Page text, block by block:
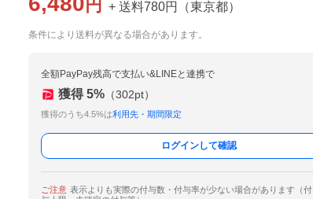
円 + 送料780円 （東京都）
条件により送料が異なる場合があります。
全額PayPay残高で支払い&LINEと連携で
獲得 5% （302pt）
獲得のうち4.5%は利用先・期間限定
ログインして確認
ご注意 表示よりも実際の付与数・付与率が少ない場合があります（付